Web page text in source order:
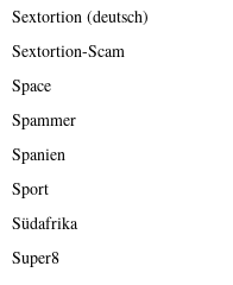
Sextortion (deutsch)
Sextortion-Scam
Space
Spammer
Spanien
Sport
Südafrika
Super8